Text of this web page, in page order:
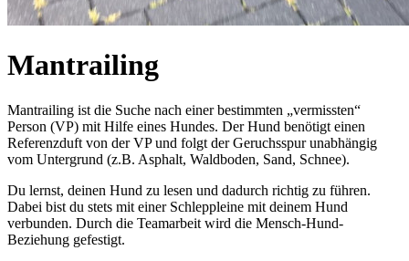
Mantrailing
Mantrailing ist die Suche nach einer bestimmten „vermissten“
Person (VP) mit Hilfe eines Hundes. Der Hund benötigt einen
Referenzduft von der VP und folgt der Geruchsspur unabhängig
vom Untergrund (z.B. Asphalt, Waldboden, Sand, Schnee).
Du lernst, deinen Hund zu lesen und dadurch richtig zu führen.
Dabei bist du stets mit einer Schleppleine mit deinem Hund
verbunden. Durch die Teamarbeit wird die Mensch-Hund-
Beziehung gefestigt.